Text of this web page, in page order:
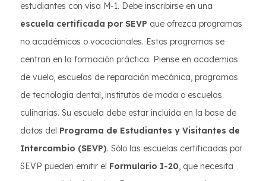
estudiantes con visa M-1. Debe inscribirse en una
escuela certificada por SEVP que ofrezca programas
no académicos o vocacionales. Estos programas se
centran en la formación práctica. Piense en academias
de vuelo, escuelas de reparación mecánica, programas
de tecnología dental, institutos de moda o escuelas
culinarias. Su escuela debe estar incluida en la base de
datos del Programa de Estudiantes y Visitantes de
Intercambio (SEVP). Sólo las escuelas certificadas por
SEVP pueden emitir el Formulario I-20, que necesita